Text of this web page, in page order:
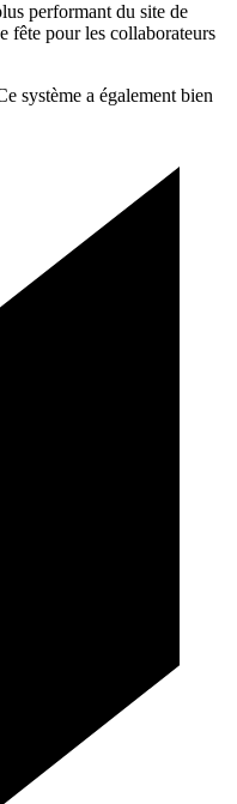
performant du site de
fête pour les collaborateurs
système a également bien